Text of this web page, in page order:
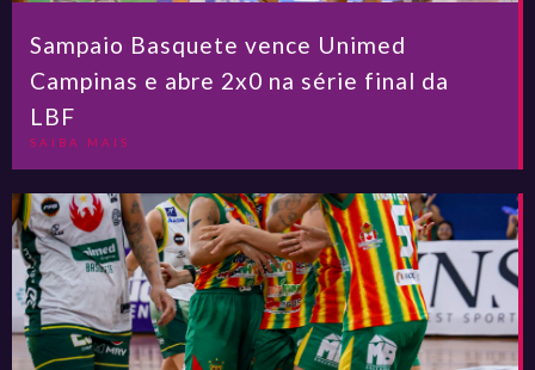
Sampaio Basquete vence Unimed
Campinas e abre 2x0 na série final da
LBF
SAIBA MAIS